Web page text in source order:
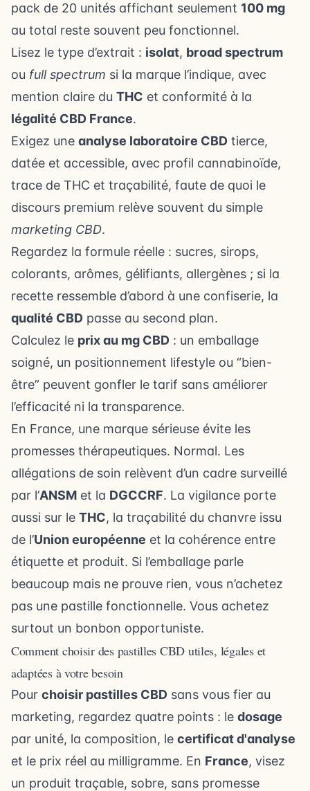
pack de 20 unités affichant seulement 100 mg
au total reste souvent peu fonctionnel.
Lisez le type d’extrait : isolat, broad spectrum
ou full spectrum si la marque l’indique, avec
mention claire du THC et conformité à la
légalité CBD France.
Exigez une analyse laboratoire CBD tierce,
datée et accessible, avec profil cannabinoïde,
trace de THC et traçabilité, faute de quoi le
discours premium relève souvent du simple
marketing CBD.
Regardez la formule réelle : sucres, sirops,
colorants, arômes, gélifiants, allergènes ; si la
recette ressemble d’abord à une confiserie, la
qualité CBD passe au second plan.
Calculez le prix au mg CBD : un emballage
soigné, un positionnement lifestyle ou “bien-
être” peuvent gonfler le tarif sans améliorer
l’efficacité ni la transparence.
En France, une marque sérieuse évite les
promesses thérapeutiques. Normal. Les
allégations de soin relèvent d’un cadre surveillé
par l’ANSM et la DGCCRF. La vigilance porte
aussi sur le THC, la traçabilité du chanvre issu
de l’Union européenne et la cohérence entre
étiquette et produit. Si l’emballage parle
beaucoup mais ne prouve rien, vous n’achetez
pas une pastille fonctionnelle. Vous achetez
surtout un bonbon opportuniste.
Comment choisir des pastilles CBD utiles, légales et
adaptées à votre besoin
Pour choisir pastilles CBD sans vous fier au
marketing, regardez quatre points : le dosage
par unité, la composition, le certificat d'analyse
et le prix réel au milligramme. En France, visez
un produit traçable, sobre, sans promesse